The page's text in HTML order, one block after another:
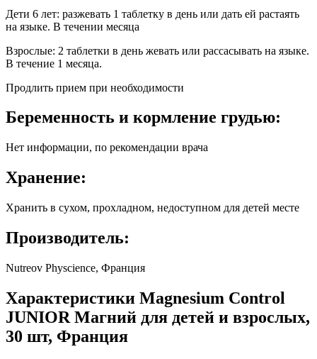
Дети 6 лет: разжевать 1 таблетку в день или дать ей растаять
на языке. В течении месяца
Взрослые: 2 таблетки в день жевать или рассасывать на языке.
В течение 1 месяца.
Продлить прием при необходимости
Беременность и кормление грудью:
Нет информации, по рекомендации врача
Хранение:
Хранить в сухом, прохладном, недоступном для детей месте
Производитель:
Nutreov Physcience, Франция
Характеристики Magnesium Control
JUNIOR Магний для детей и взрослых,
30 шт, Франция